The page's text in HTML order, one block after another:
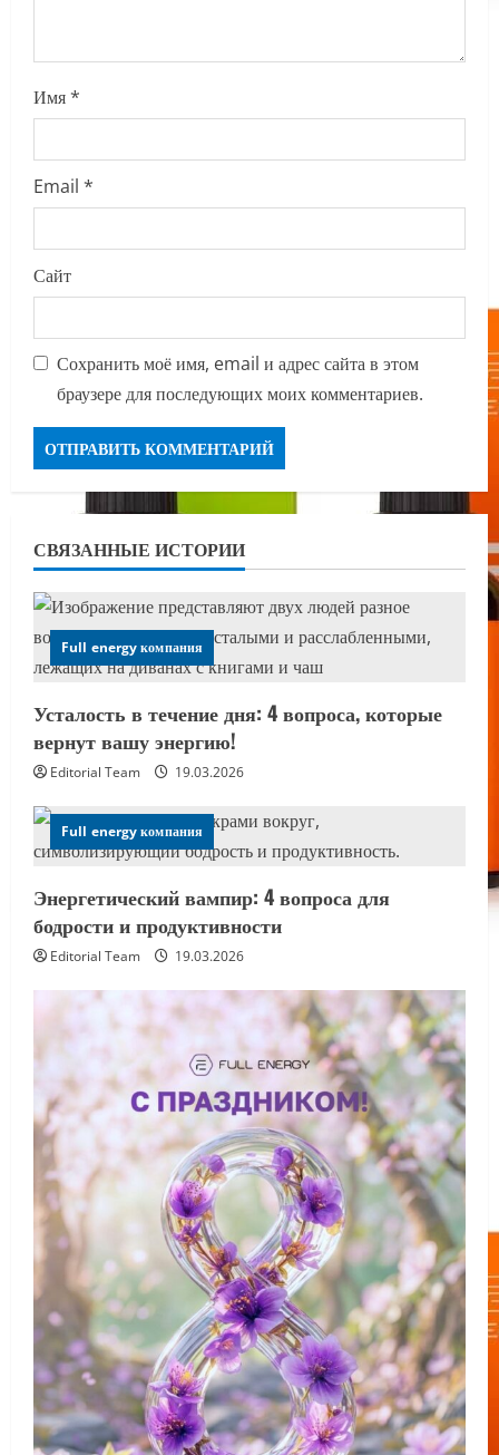
Имя*
Email *
Сайт
Сохранить моё имя, email и адрес сайта в этом
браузере для последующих моих комментариев.
СВЯЗАННЫЕ ИСТОРИИ
Full energy компания
Усталость в течение дня: 4 вопроса, которые
вернут вашу энергию!
Editorial Team 19.03.2026
Full energy компания
Энергетический вампир: 4 вопроса для
бодрости и продуктивности
Editorial Team 19.03.2026